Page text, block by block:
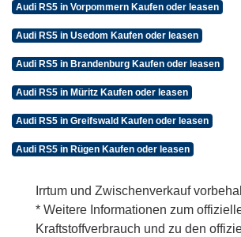
Audi RS5 in Vorpommern Kaufen oder leasen
Audi RS5 in Usedom Kaufen oder leasen
Audi RS5 in Brandenburg Kaufen oder leasen
Audi RS5 in Müritz Kaufen oder leasen
Audi RS5 in Greifswald Kaufen oder leasen
Audi RS5 in Rügen Kaufen oder leasen
Irrtum und Zwischenverkauf
* Weitere Informationen zum
Kraftstoffverbrauch und zu den